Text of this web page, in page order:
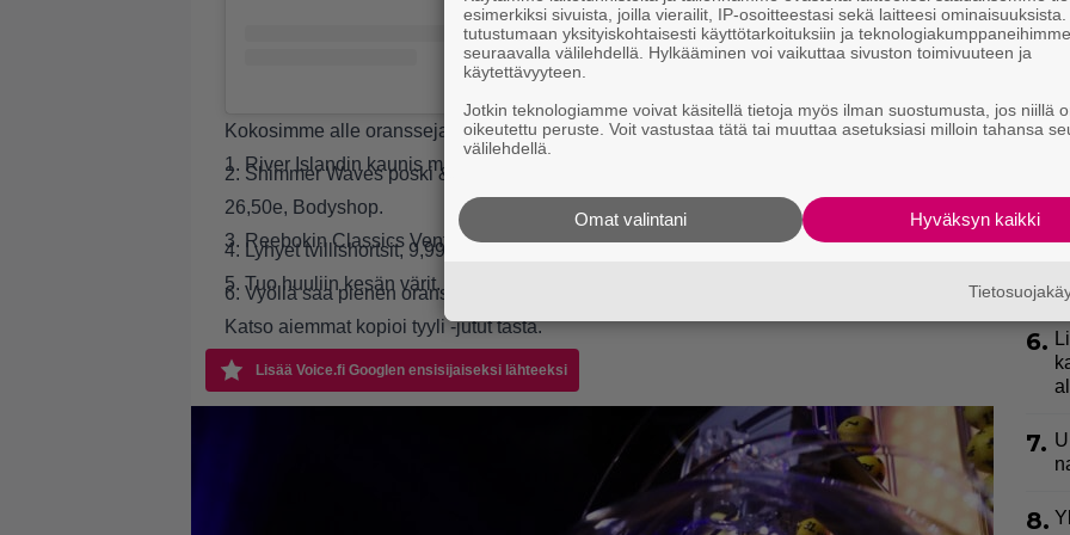
Kokosimme alle oransseja tuotteita, joilla saat tuota kesän sävyjä pukeutumiseesi.
1. River Islandin kaunis midimekko, 49,95e,
2. Shimmer Waves poski & luomiväripaletti tuo pronssin ja oranssin sävyt silmiin,
26,50e, Bodyshop.
3. Reebokin Classics Ventilator DG -kengät vievät katseen jalkoihin, 109,95e,Nelly.com.
4. Lyhyet tvillishortsit, 9,99e, H&M.
5. Tuo huuliin kesän värit. IsaDoran Perceft Moisture Lipstickin sävy Rio Fever, 14,90e.
6. Vyöllä saa pienen oranssin pilkkeen asuun kuin asuun, 6,95e, Seppälä.
Katso aiemmat kopioi tyyli -jututtästä.
Lisää Voice.fi Googlen ensisijaiseksi lähteeksi
3.
4.
5.
6.
7.
8.
esimerkiksi sivuista, joilla vierailit, IP-osoitteestasi sekä laitteesi
tutustumaan yksityiskohtaisesti käyttötarkoituksiin ja teknologiakumppaneihimme
seuraavalla välilehdellä. Hylkääminen voi vaikuttaa sivuston toimivuuteen ja
käytettävyyteen.
Jotkin teknologiamme voivat käsitellä tietoja myös ilman suostumusta, jos niillä
oikeutettu peruste. Voit vastustaa tätä tai muuttaa asetuksiasi milloin tahansa
välilehdellä.
Hyväksyn kaikki
Omat valintani